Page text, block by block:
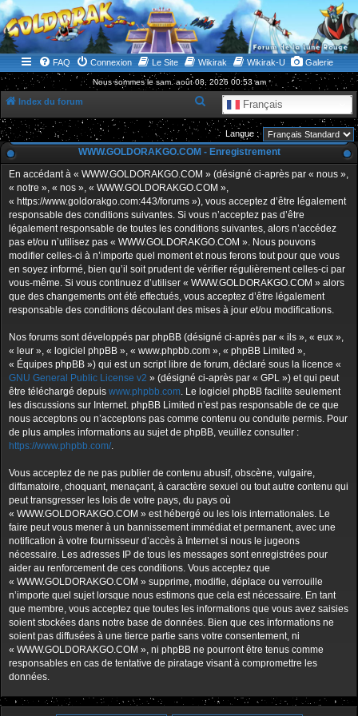
WWW.GOLDORAKGO.COM
le site de la Lune Rouge
FAQ Connexion Le Site Wikirak Wikirak-U Galerie
Nous sommes le sam. août 08, 2026 00:53 am
Index du forum Français
e
c
h
e
c
h
e
r
Langue :
WWW.GOLDORAKGO.COM - Enregistrement
En accédant à « WWW.GOLDORAKGO.COM » (désigné ci-après par « nous »,
« notre », « nos », « WWW.GOLDORAKGO.COM »,
« https://www.goldorakgo.com:443/forums »), vous acceptez d’être légalement
responsable des conditions suivantes. Si vous n’acceptez pas d’être
légalement responsable de toutes les conditions suivantes, alors n’accédez
pas et/ou n’utilisez pas « WWW.GOLDORAKGO.COM ». Nous pouvons
modifier celles-ci à n’importe quel moment et nous ferons tout pour que vous
en soyez informé, bien qu’il soit prudent de vérifier régulièrement celles-ci par
vous-même. Si vous continuez d’utiliser « WWW.GOLDORAKGO.COM » alors
que des changements ont été effectués, vous acceptez d’être légalement
responsable des conditions découlant des mises à jour et/ou modifications.
Nos forums sont développés par phpBB (désigné ci-après par « ils », « eux »,
« leur », « logiciel phpBB », « www.phpbb.com », « phpBB Limited »,
« Équipes phpBB ») qui est un script libre de forum, déclaré sous la licence «
GNU General Public License v2 » (désigné ci-après par « GPL ») et qui peut
être téléchargé depuis www.phpbb.com. Le logiciel phpBB facilite seulement
les discussions sur Internet. phpBB Limited n’est pas responsable de ce que
nous acceptons ou n’acceptons pas comme contenu ou conduite permis. Pour
de plus amples informations au sujet de phpBB, veuillez consulter :
https://www.phpbb.com/.
Vous acceptez de ne pas publier de contenu abusif, obscène, vulgaire,
diffamatoire, choquant, menaçant, à caractère sexuel ou tout autre contenu qui
peut transgresser les lois de votre pays, du pays où
« WWW.GOLDORAKGO.COM » est hébergé ou les lois internationales. Le
faire peut vous mener à un bannissement immédiat et permanent, avec une
notification à votre fournisseur d’accès à Internet si nous le jugeons
nécessaire. Les adresses IP de tous les messages sont enregistrées pour
aider au renforcement de ces conditions. Vous acceptez que
« WWW.GOLDORAKGO.COM » supprime, modifie, déplace ou verrouille
n’importe quel sujet lorsque nous estimons que cela est nécessaire. En tant
que membre, vous acceptez que toutes les informations que vous avez saisies
soient stockées dans notre base de données. Bien que ces informations ne
soient pas diffusées à une tierce partie sans votre consentement, ni
« WWW.GOLDORAKGO.COM », ni phpBB ne pourront être tenus comme
responsables en cas de tentative de piratage visant à compromettre les
données.